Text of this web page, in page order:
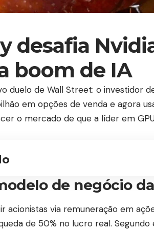
desafia
boom de IA
duelo de Wall Street: o investidor
em opções de venda e agora
o mercado de que a líder em
de negócio
acionistas via remuneração em
de 50% no lucro real.